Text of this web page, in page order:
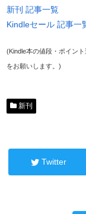
新刊 記事一覧
Kindleセール 記事一
(Kindle本の値段・ポイン
をお願いします。)
新刊
Twitter